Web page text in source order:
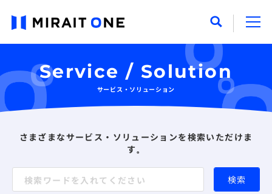
Service / Solution
サービス・ソリューション
さまざまなサービス・ソリューションを検索いただけま
す。
検索